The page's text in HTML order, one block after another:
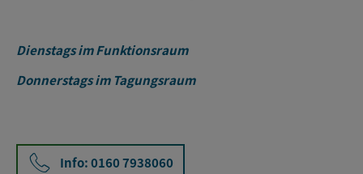
Dienstags im Funktionsraum
Donnerstags im Tagungsraum
Info: 0160 7938060